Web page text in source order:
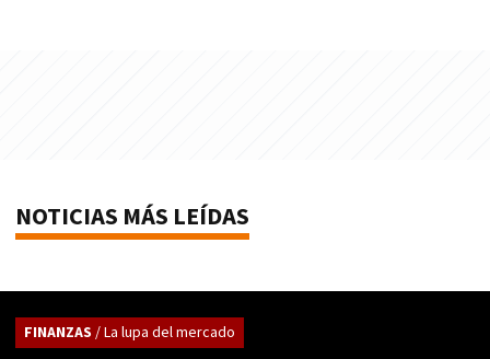
NOTICIAS MÁS LEÍDAS
FINANZAS / La lupa del mercado